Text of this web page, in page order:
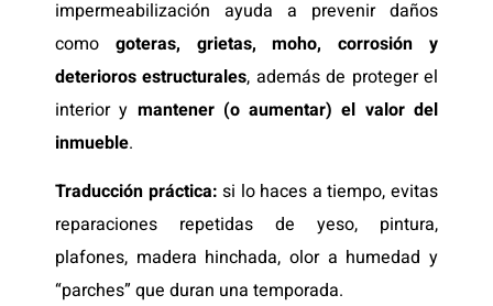
impermeabilización ayuda a prevenir daños
como goteras, grietas, moho, corrosión y
deterioros estructurales, además de proteger el
interior y mantener (o aumentar) el valor del
inmueble.
Traducción práctica: si lo haces a tiempo, evitas
reparaciones repetidas de yeso, pintura,
plafones, madera hinchada, olor a humedad y
“parches” que duran una temporada.